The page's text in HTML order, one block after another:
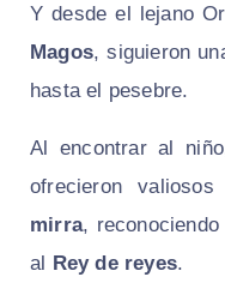
Y desde el lejano
Magos, siguieron
hasta el pesebre.
Al encontrar al
ofrecieron
mirra,
al Rey de reyes.